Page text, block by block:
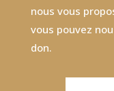
nous vous
vous pouvez
don.